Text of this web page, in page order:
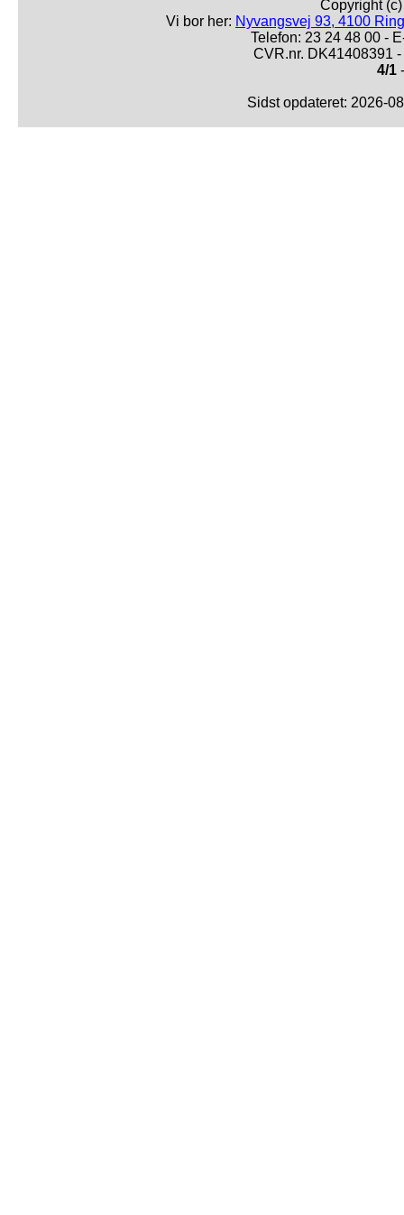
Copyright
Vi bor her: Nyvangsvej 93, 4100
Telefon: 23 24 48 00 -
CVR.nr. DK41408391
4/1
Sidst opdateret: 2026-